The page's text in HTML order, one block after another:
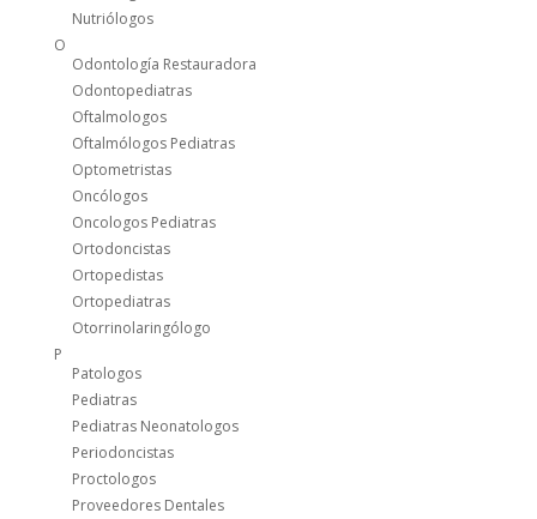
Nutriólogos
O
Odontología Restauradora
Odontopediatras
Oftalmologos
Oftalmólogos Pediatras
Optometristas
Oncólogos
Oncologos Pediatras
Ortodoncistas
Ortopedistas
Ortopediatras
Otorrinolaringólogo
P
Patologos
Pediatras
Pediatras Neonatologos
Periodoncistas
Proctologos
Proveedores Dentales